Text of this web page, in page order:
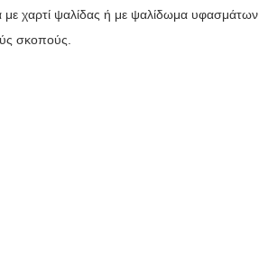
με χαρτί ψαλίδας ή με ψαλίδωμα υφασμάτων.
σκοπούς.